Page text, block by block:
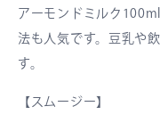
アーモンドミルク
法も人気です。豆乳や
す。
【スムージー】